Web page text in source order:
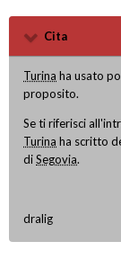
Cita
Turina ha usato
proposito.
Se ti riferisci
Turina ha scritto
diSegovia.
dralig